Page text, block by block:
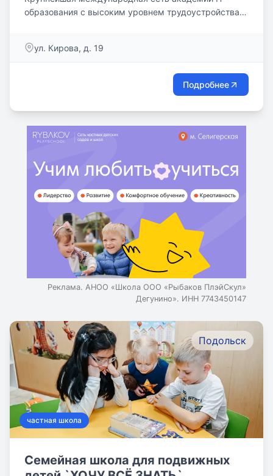
образования с высоким уровнем трудоустройства
ул. Кирова, д. 19
Подробнее
Реклама. АНОО «Школа ООО «Рыбаков ПлэйСкул»
Дегунино». ИНН 7743450147
Подольск
частная школа
Семейная школа для подвижных